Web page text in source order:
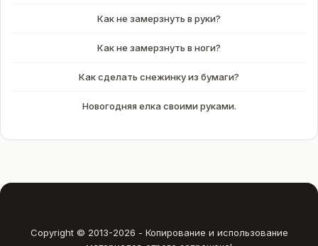
Как не замерзнуть в руки?
Как не замерзнуть в ноги?
Как сделать снежинку из бумаги?
Новогодняя елка своими руками.
Copyright © 2013-2026 - Копирование и использование